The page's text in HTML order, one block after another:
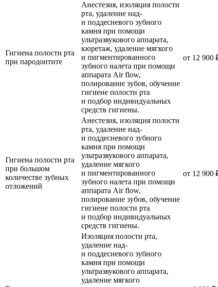
Гигиена полости рта
при пародонтите
Анестезия, изоляция полости
рта, удаление над-
и поддесневого зубного
камня при помощи
ультразвукового аппарата,
кюретаж, удаление мягкого
и пигментированного
зубного налета при помощи
аппарата Air flow,
полирование зубов, обучение
гигиене полости рта
и подбор индивидуальных
средств гигиены.
от 12 900
Гигиена полости рта
при большом
количестве зубных
отложений
Анестезия, изоляция полости
рта, удаление над-
и поддесневого зубного
камня при помощи
ультразвукового аппарата,
удаление мягкого
и пигментированного
зубного налета при помощи
аппарата Air flow,
полирование зубов, обучение
гигиене полости рта
и подбор индивидуальных
средств гигиены.
от 12 900
Изоляция полости рта,
удаление над-
и поддесневого зубного
камня при помощи
ультразвукового аппарата,
удаление мягкого